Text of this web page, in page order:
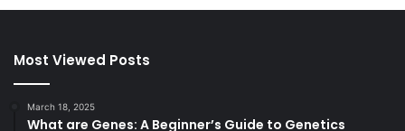
Most Viewed Posts
March 18, 2025
What are Genes: A Beginner’s Guide to Genetics